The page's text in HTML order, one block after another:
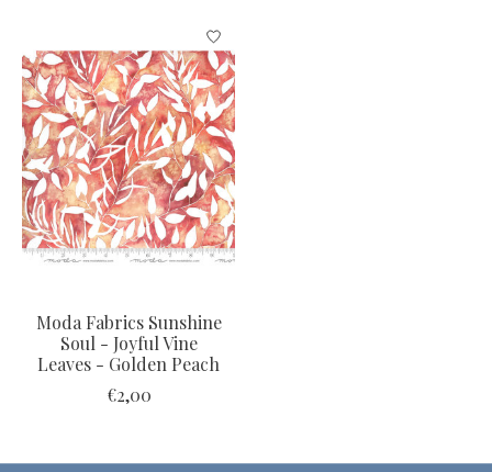
Items van productcarrousel
Moda Fabrics Sunshine
Soul - Joyful Vine
Leaves - Golden Peach
€2,00